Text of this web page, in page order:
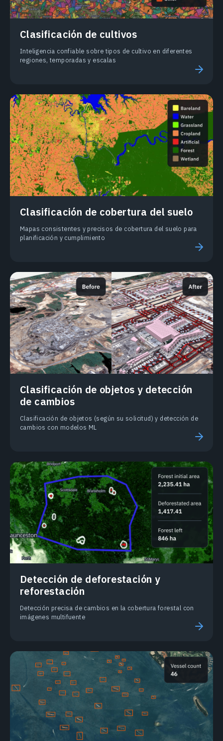
Clasificación de cultivos
Inteligencia confiable sobre tipos de cultivo en diferentes
regiones, temporadas y escalas
Clasificación de cobertura del suelo
Mapas consistentes y precisos de cobertura del suelo para
planificación y cumplimiento
Clasificación de objetos y detección
de cambios
Clasificación de objetos (según su solicitud) y detección de
cambios con modelos ML
Detección de deforestación y
reforestación
Detección precisa de cambios en la cobertura forestal con
imágenes multifuente